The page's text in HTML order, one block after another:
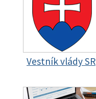
Vestník vlády SR